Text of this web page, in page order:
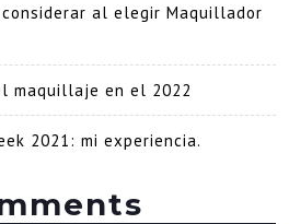
al elegir Maquillador
maquillaje en el 2022
2021: mi experiencia.